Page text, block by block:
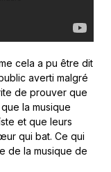
cela a pu être dit
averti malgré
de prouver que
la musique
et que leurs
qui bat. Ce qui
de la musique de